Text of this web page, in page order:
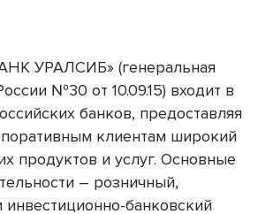
УРАЛСИБ» (генеральная
№30 от 10.09.15) входит в
банков, предоставляя
клиентам широкий
продуктов и услуг. Основные
– розничный,
банковский